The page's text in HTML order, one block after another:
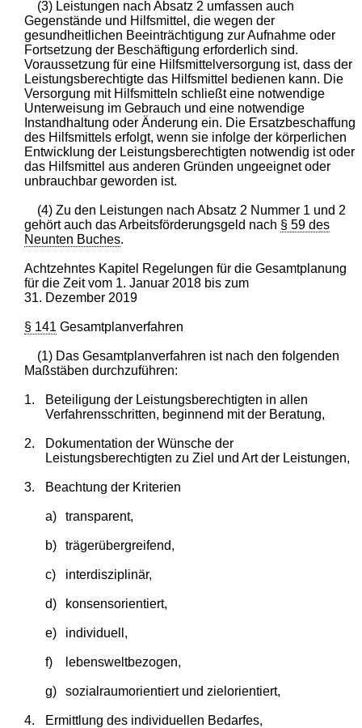
(3) Leistungen nach Absatz 2 umfassen auch
Gegenstände und Hilfsmittel, die wegen der
gesundheitlichen Beeinträchtigung zur Aufnahme oder
Fortsetzung der Beschäftigung erforderlich sind.
Voraussetzung für eine Hilfsmittelversorgung ist, dass der
Leistungsberechtigte das Hilfsmittel bedienen kann. Die
Versorgung mit Hilfsmitteln schließt eine notwendige
Unterweisung im Gebrauch und eine notwendige
Instandhaltung oder Änderung ein. Die Ersatzbeschaffung
des Hilfsmittels erfolgt, wenn sie infolge der körperlichen
Entwicklung der Leistungsberechtigten notwendig ist oder
das Hilfsmittel aus anderen Gründen ungeeignet oder
unbrauchbar geworden ist.
(4) Zu den Leistungen nach Absatz 2 Nummer 1 und 2
gehört auch das Arbeitsförderungsgeld nach § 59 des
Neunten Buches.
Achtzehntes Kapitel Regelungen für die Gesamtplanung
für die Zeit vom 1. Januar 2018 bis zum
31. Dezember 2019
§ 141 Gesamtplanverfahren
(1) Das Gesamtplanverfahren ist nach den folgenden
Maßstäben durchzuführen:
1.
Beteiligung der Leistungsberechtigten in allen
Verfahrensschritten, beginnend mit der Beratung,
2.
Dokumentation der Wünsche der
Leistungsberechtigten zu Ziel und Art der Leistungen,
3. Beachtung der Kriterien
a) transparent,
b) trägerübergreifend,
c) interdisziplinär,
d) konsensorientiert,
e) individuell,
f) lebensweltbezogen,
g) sozialraumorientiert und zielorientiert,
4. Ermittlung des individuellen Bedarfes,